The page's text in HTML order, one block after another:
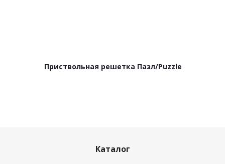
Приствольная решетка Пазл/Puzzle
Каталог